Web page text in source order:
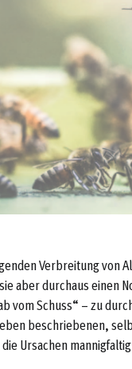
Verbreitung von
aber durchaus einen
vom Schuss“ – zu
beschriebenen,
Ursachen